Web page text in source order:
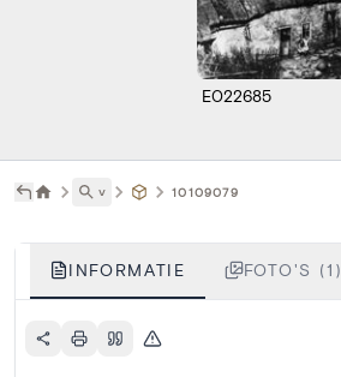
E022685
˅ 10109079
INFORMATIE FOTO'S (1)